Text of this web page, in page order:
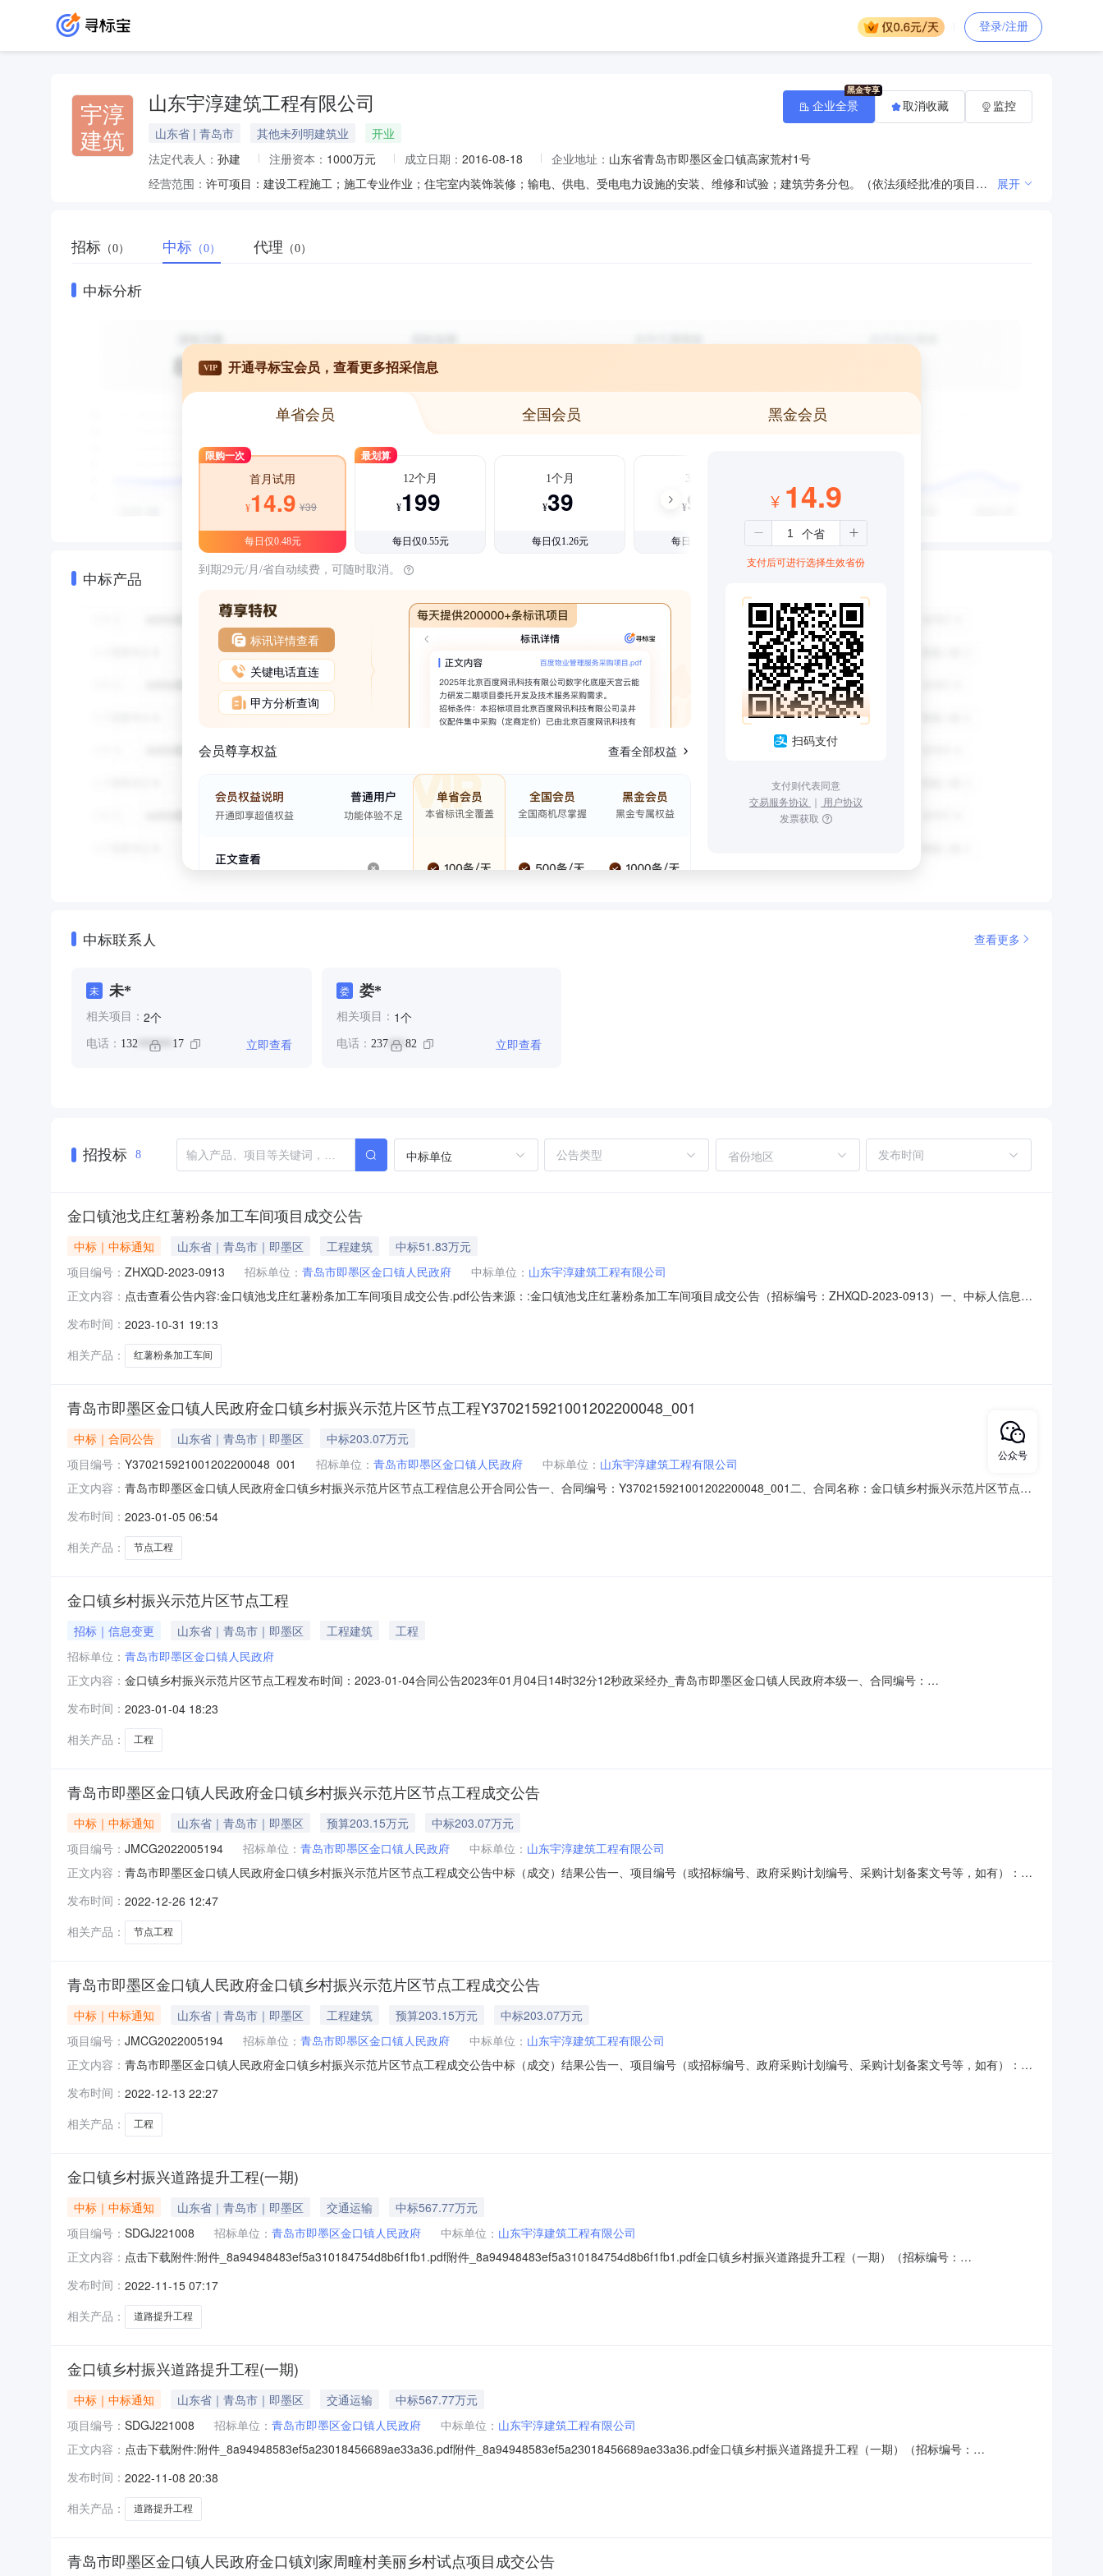
登录/注册
宇淳
建筑
山东宇淳建筑工程有限公司
山东省 | 青岛市 其他未列明建筑业
开业
法定代表人： 孙建 注册资本： 1000万元 成立日期： 2016-08-18 企业地址： 山东省青岛市即墨区金口镇高家荒村1号
经营范围：
许可项目：建设工程施工；施工专业作业；住宅室内装饰装修；输电、供电、受电电力设施的安装、维修和试验；建筑劳务分包。（依法须经批准的项目，经相关部门批准后方可开展经营活动，具体经营项目以相关部门批准文件或许可证件为准）一般项目：建筑装饰材料销售；建筑防水卷材产品销售；消防器材销售；建筑材料销售；五金产品批发；保温材料销售；卫生洁具销售；日用品批发；日用品销售；日用化学产品销售；工艺美术品及收藏品批发（象牙及其制品除外）；电子产品销售；机械设备销售；消毒剂销售（不含危险化学品）；家具销售；市政设施管理；园林绿化工程施工；安全系统监控服务；工程管理服务；制冷、空调设备销售；家用电器安装服务；家用纺织制成品制造【分支机构经营】；家具安装和维修服务；企业管理咨询；网络技术服务；技术服务、技术开发、技术咨询、技术交流、技术转让、技术推广；社会经济咨询服务；会议及展览服务；广告发布；广告设计、代理；平面设计；非居住房地产租赁；住房租赁；劳务服务（不含劳务派遣）；建筑工程机械与设备租赁；信息咨询服务（不含许可类信息咨询服务）；机械设备租赁；建筑物清洁服务。（除依法须经批准的项目外，凭营业执照依法自主开展经营活动） 展开
企业全景 取消收藏 监控
招标 （0） 中标 （0） 代理 （0）
中标分析
中标产品
VIP 开通寻标宝会员，查看更多招采信息
单省会员 全国会员 黑金会员
限购一次
首月试用
¥14.9 ¥39
每日仅0.48元
最划算
12个月
¥199
每日仅0.55元
1个月
¥39
每日仅1.26元
3个月
¥99
每日仅1.08元
到期29元/月/省自动续费，可随时取消。
标讯详情查看
关键电话直连
甲方分析查询
会员尊享权益 查看全部权益
¥ 14.9
支付后可进行选择生效省份
扫码支付
支付则代表同意
交易服务协议 ｜ 用户协议
发票获取
中标联系人 查看更多
未 未*
相关项目： 2个
电话： 132 ****** 17 立即查看
娄 娄*
相关项目： 1个
电话： 237 *** 82 立即查看
招投标 8 中标单位 省份地区
金口镇池戈庄红薯粉条加工车间项目成交公告
中标｜中标通知 山东省｜青岛市｜即墨区 工程建筑
中标51.83万元
项目编号： ZHXQD-2023-0913 招标单位： 青岛市即墨区金口镇人民政府 中标单位： 山东宇淳建筑工程有限公司
正文内容： 点击查看公告内容:金口镇池戈庄红薯粉条加工车间项目成交公告.pdf公告来源：:金口镇池戈庄红薯粉条加工车间项目成交公告（招标编号：ZHXQD-2023-0913）一、中标人信息：
部门本招标项目的监督部门为青岛市即墨区金口镇人民政府。四、联系方式招标人：青岛市即墨区金口镇人民政府地址：青岛市即墨区金口镇人民政府驻地联系人：闫丰哲电话：
0532-
发布时间： 2023-10-31 19:13
相关产品：
红薯粉条加工车间
青岛市即墨区金口镇人民政府金口镇乡村振兴示范片区节点工程Y370215921001202200048_001
中标｜合同公告 山东省｜青岛市｜即墨区
中标203.07万元
项目编号： Y370215921001202200048_001 招标单位： 青岛市即墨区金口镇人民政府 中标单位： 山东宇淳建筑工程有限公司
正文内容： 青岛市即墨区金口镇人民政府金口镇乡村振兴示范片区节点工程信息公开合同公告一、合同编号：Y370215921001202200048_001二、合同名称：金口镇乡村振兴示范片区节点工
方）：青岛市即墨区金口镇人民政府地址：即墨区府前路38号联系方式：0532-85501001供应商（乙方）：山东宇淳建筑工程有限公司地址：山东省青岛市即墨区金口镇高家荒村1
发布时间： 2023-01-05 06:54
相关产品：
节点工程
金口镇乡村振兴示范片区节点工程
招标｜信息变更 山东省｜青岛市｜即墨区 工程建筑
工程
招标单位： 青岛市即墨区金口镇人民政府
正文内容： 金口镇乡村振兴示范片区节点工程发布时间：2023-01-04合同公告2023年01月04日14时32分12秒政采经办_青岛市即墨区金口镇人民政府本级一、合同编号：
JMCG2022005194四、项目名称：金口镇乡村振兴示范片区节点工程五、合同主体采购人（甲方）：青岛市即墨区金口镇人民政府地址：即墨区府前路38号联系方式：0532-
85501001供应
发布时间： 2023-01-04 18:23
相关产品：
工程
青岛市即墨区金口镇人民政府金口镇乡村振兴示范片区节点工程成交公告
中标｜中标通知 山东省｜青岛市｜即墨区 预算203.15万元
中标203.07万元
项目编号： JMCG2022005194 招标单位： 青岛市即墨区金口镇人民政府 中标单位： 山东宇淳建筑工程有限公司
正文内容： 青岛市即墨区金口镇人民政府金口镇乡村振兴示范片区节点工程成交公告中标（成交）结果公告一、项目编号（或招标编号、政府采购计划编号、采购计划备案文号等，如有）：
市即墨区金口镇高家荒村1号中标（成交）金额：（可填写下浮率、折扣率或费率）标包【1】203.07584万元四、主要标的信息标包【1】山东宇淳建筑工程有限公司货物类服务类
工程类名称：品牌（如有）：
发布时间： 2022-12-26 12:47
相关产品：
节点工程
青岛市即墨区金口镇人民政府金口镇乡村振兴示范片区节点工程成交公告
中标｜中标通知 山东省｜青岛市｜即墨区 工程建筑 预算203.15万元
中标203.07万元
项目编号： JMCG2022005194 招标单位： 青岛市即墨区金口镇人民政府 中标单位： 山东宇淳建筑工程有限公司
正文内容： 青岛市即墨区金口镇人民政府金口镇乡村振兴示范片区节点工程成交公告中标（成交）结果公告一、项目编号（或招标编号、政府采购计划编号、采购计划备案文号等，如有）：
市即墨区金口镇高家荒村1号中标（成交）金额：（可填写下浮率、折扣率或费率）标包【1】203.07584万元四、主要标的信息标包【1】山东宇淳建筑工程有限公司货物类服务类
工程类名称：品牌（如有）：
发布时间： 2022-12-13 22:27
相关产品：
工程
金口镇乡村振兴道路提升工程(一期)
中标｜中标通知 山东省｜青岛市｜即墨区 交通运输
中标567.77万元
项目编号： SDGJ221008 招标单位： 青岛市即墨区金口镇人民政府 中标单位： 山东宇淳建筑工程有限公司
正文内容： 点击下载附件:附件_8a94948483ef5a310184754d8b6f1fb1.pdf附件_8a94948483ef5a310184754d8b6f1fb1.pdf金口镇乡村振兴道路提升工程（一期）（招标编号：
道路提升工程（一期）中标公告山东省国际招标有限公司受青岛市即墨区金口镇人民政府的委托，就金口镇乡村振兴道路提升工程（一期）采用
发布时间： 2022-11-15 07:17
相关产品：
道路提升工程
金口镇乡村振兴道路提升工程(一期)
中标｜中标通知 山东省｜青岛市｜即墨区 交通运输
中标567.77万元
项目编号： SDGJ221008 招标单位： 青岛市即墨区金口镇人民政府 中标单位： 山东宇淳建筑工程有限公司
正文内容： 点击下载附件:附件_8a94948583ef5a23018456689ae33a36.pdf附件_8a94948583ef5a23018456689ae33a36.pdf金口镇乡村振兴道路提升工程（一期）（招标编号：
程有限公司，投标报价：567.7666万元，质量：符合相关施工质量验收规范及检验标准规定，达到合格标准，工期/交货期／服务期
发布时间： 2022-11-08 20:38
相关产品：
道路提升工程
青岛市即墨区金口镇人民政府金口镇刘家周疃村美丽乡村试点项目成交公告
公众号